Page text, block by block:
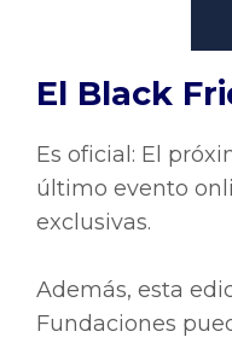
El Black
Es oficial: El
último evento
exclusivas.
Además, esta
Fundaciones